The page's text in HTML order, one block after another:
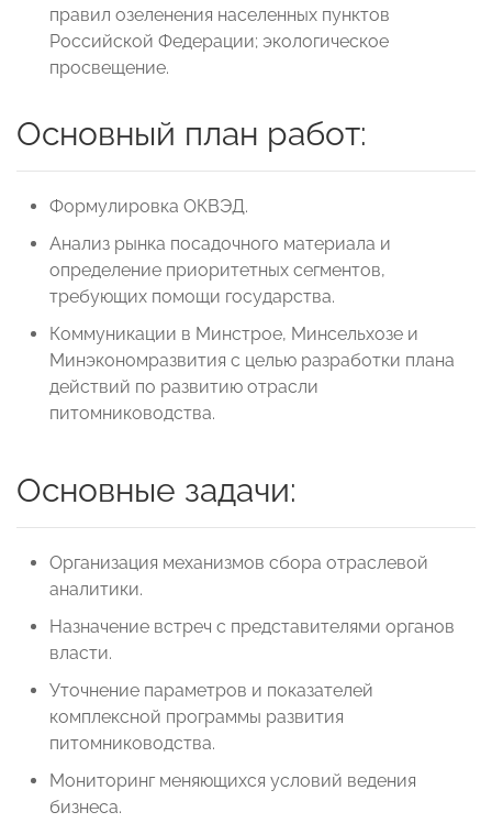
правил озеленения населенных пунктов
Российской Федерации; экологическое
просвещение.
Основный план работ:
Формулировка ОКВЭД.
Анализ рынка посадочного материала и
определение приоритетных сегментов,
требующих помощи государства.
Коммуникации в Минстрое, Минсельхозе и
Минэкономразвития с целью разработки плана
действий по развитию отрасли
питомниководства.
Основные задачи:
Организация механизмов сбора отраслевой
аналитики.
Назначение встреч с представителями органов
власти.
Уточнение параметров и показателей
комплексной программы развития
питомниководства.
Мониторинг меняющихся условий ведения
бизнеса.